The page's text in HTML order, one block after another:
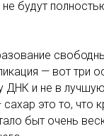
не будут
— вот три
ДНК и не в
это то, что
быт очень